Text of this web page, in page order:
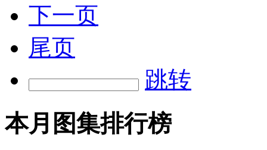
下一页
尾页
跳转
本月图集排行榜